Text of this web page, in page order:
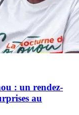
: un rendez-
au